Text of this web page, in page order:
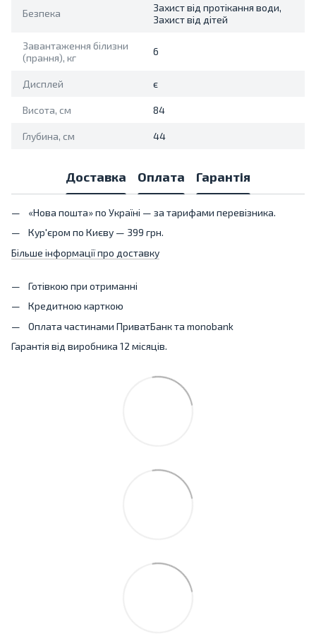
Безпека
Захист від протікання води,
Захист від дітей
Завантаження білизни
(прання), кг
6
Дисплей є
Висота, см 84
Глубина, см 44
Доставка Оплата Гарантія
«Нова пошта» по Україні — за тарифами перевізника.
Кур'єром по Києву — 399 грн.
Більше інформації про доставку
Готівкою при отриманні
Кредитною карткою
Оплата частинами ПриватБанк та monobank
Гарантія від виробника 12 місяців.